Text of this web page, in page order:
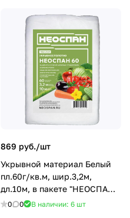
869 руб./шт
Укрывной материал Белый
пл.60г/кв.м, шир.3,2м,
дл.10м, в пакете "НЕОСПАН"
*1/8
0 0 В наличии: 6 шт